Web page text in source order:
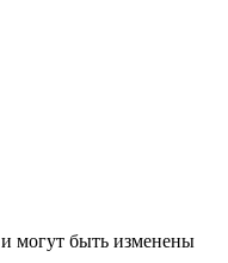
могут быть изменены